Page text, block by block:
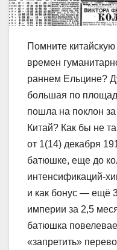
Помните
времен
раннем Ельцине?
большая по
пошла на поклон
Китай? Как бы не
от 1(14) декабря
батюшке, еще до
интенсификаций-
и как бонус — ещё
империи за 2,5
батюшка
«запретить»